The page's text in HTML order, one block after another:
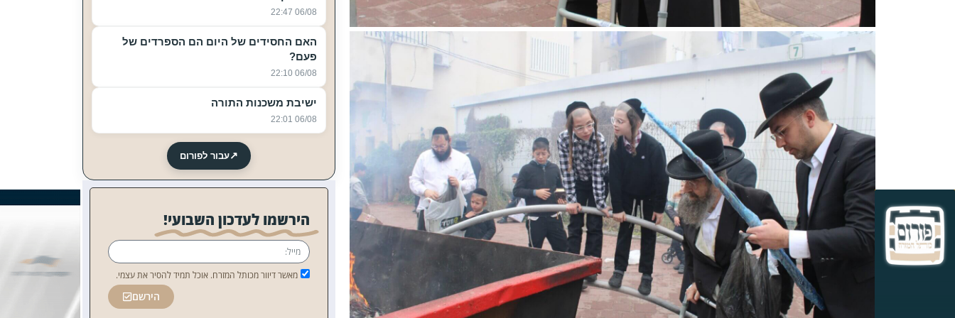
06/08 22:47
האם החסידים של היום הם הספרדים של
פעם?
06/08 22:10
ישיבת משכנות התורה
06/08 22:01
↗עבור לפורום
הירשמו לעדכון השבועי!
מאשר דיוור מכותל המזרח. אוכל תמיד להסיר את עצמי.
הירשם